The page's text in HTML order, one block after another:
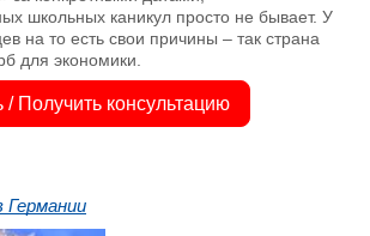
школьных каникул просто не бывает. У
на то есть свои причины – так страна
для экономики.
Получить консультацию
Германии